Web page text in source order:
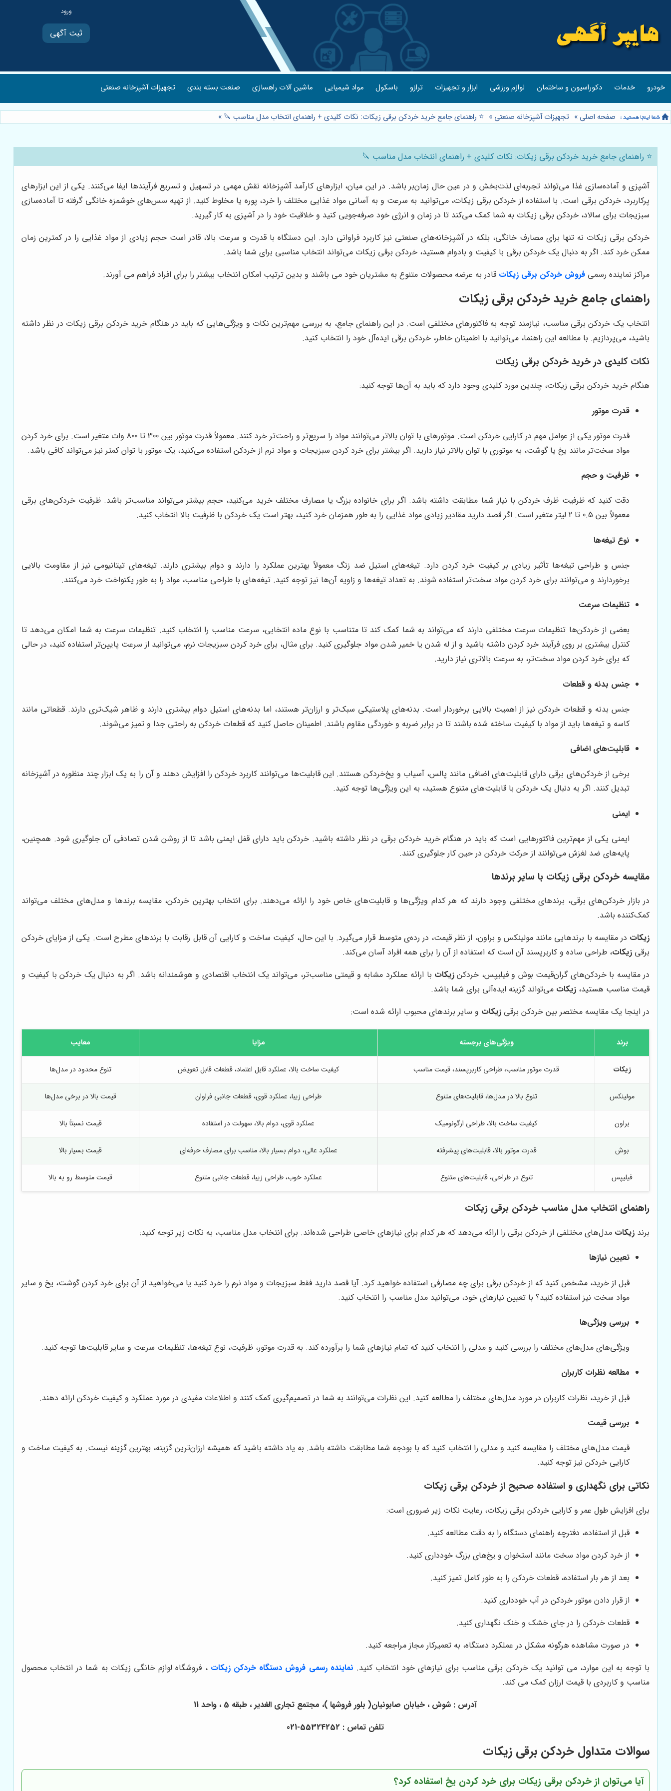
ثبت آگهی
خودرو خدمات دکوراسیون و ساختمان لوازم ورزشی ابزار و تجهیزات ترازو باسکول مواد شیمیایی ماشین آلات راهسازی صنعت بسته بندی تجهیزات آشپزخانه صنعتی
صفحه اصلی » تجهیزات آشپزخانه صنعتی » ⭐️ راهنمای جامع خرید خردکن برقی زیکات: نکات کلیدی + راهنمای انتخاب مدل مناسب 🔪 »
⭐️ راهنمای جامع خرید خردکن برقی زیکات: نکات کلیدی + راهنمای انتخاب مدل مناسب 🔪
آشپزی و آماده‌سازی غذا می‌تواند تجربه‌ای لذت‌بخش و در عین حال زمان‌بر باشد. در این میان، ابزارهای کارآمد آشپزخانه نقش مهمی در تسهیل و تسریع فرآیندها ایفا می‌کنند. یکی از این ابزارهای
پرکاربرد، خردکن برقی است. با استفاده از خردکن برقی زیکات، می‌توانید به سرعت و به آسانی مواد غذایی مختلف را خرد، پوره یا مخلوط کنید. از تهیه سس‌های خوشمزه خانگی گرفته تا آماده‌سازی
سبزیجات برای سالاد، خردکن برقی زیکات به شما کمک می‌کند تا در زمان و انرژی خود صرفه‌جویی کنید و خلاقیت خود را در آشپزی به کار گیرید.
خردکن برقی زیکات نه تنها برای مصارف خانگی، بلکه در آشپزخانه‌های صنعتی نیز کاربرد فراوانی دارد. این دستگاه با قدرت و سرعت بالا، قادر است حجم زیادی از مواد غذایی را در کمترین زمان
ممکن خرد کند. اگر به دنبال یک خردکن برقی با کیفیت و بادوام هستید، خردکن برقی زیکات می‌تواند انتخاب مناسبی برای شما باشد.
مراکز نماینده رسمی فروش خردکن برقی زیکات قادر به عرضه محصولات متنوع به مشتریان خود می باشند و بدین ترتیب امکان انتخاب بیشتر را برای افراد فراهم می آورند.
راهنمای جامع خرید خردکن برقی زیکات
انتخاب یک خردکن برقی مناسب، نیازمند توجه به فاکتورهای مختلفی است. در این راهنمای جامع، به بررسی مهم‌ترین نکات و ویژگی‌هایی که باید در هنگام خرید خردکن برقی زیکات در نظر داشته
باشید، می‌پردازیم. با مطالعه این راهنما، می‌توانید با اطمینان خاطر، خردکن برقی ایده‌آل خود را انتخاب کنید.
نکات کلیدی در خرید خردکن برقی زیکات
هنگام خرید خردکن برقی زیکات، چندین مورد کلیدی وجود دارد که باید به آن‌ها توجه کنید:
قدرت موتور
قدرت موتور یکی از عوامل مهم در کارایی خردکن است. موتورهای با توان بالاتر می‌توانند مواد را سریع‌تر و راحت‌تر خرد کنند. معمولاً قدرت موتور بین 300 تا 800 وات متغیر است. برای خرد کردن
مواد سخت‌تر مانند یخ یا گوشت، به موتوری با توان بالاتر نیاز دارید. اگر بیشتر برای خرد کردن سبزیجات و مواد نرم از خردکن استفاده می‌کنید، یک موتور با توان کمتر نیز می‌تواند کافی باشد.
ظرفیت و حجم
دقت کنید که ظرفیت ظرف خردکن با نیاز شما مطابقت داشته باشد. اگر برای خانواده بزرگ یا مصارف مختلف خرید می‌کنید، حجم بیشتر می‌تواند مناسب‌تر باشد. ظرفیت خردکن‌های برقی
معمولاً بین 0.5 تا 2 لیتر متغیر است. اگر قصد دارید مقادیر زیادی مواد غذایی را به طور همزمان خرد کنید، بهتر است یک خردکن با ظرفیت بالا انتخاب کنید.
نوع تیغه‌ها
جنس و طراحی تیغه‌ها تأثیر زیادی بر کیفیت خرد کردن دارد. تیغه‌های استیل ضد زنگ معمولاً بهترین عملکرد را دارند و دوام بیشتری دارند. تیغه‌های تیتانیومی نیز از مقاومت بالایی
برخوردارند و می‌توانند برای خرد کردن مواد سخت‌تر استفاده شوند. به تعداد تیغه‌ها و زاویه آن‌ها نیز توجه کنید. تیغه‌های با طراحی مناسب، مواد را به طور یکنواخت خرد می‌کنند.
تنظیمات سرعت
بعضی از خردکن‌ها تنظیمات سرعت مختلفی دارند که می‌تواند به شما کمک کند تا متناسب با نوع ماده انتخابی، سرعت مناسب را انتخاب کنید. تنظیمات سرعت به شما امکان می‌دهد تا
کنترل بیشتری بر روی فرآیند خرد کردن داشته باشید و از له شدن یا خمیر شدن مواد جلوگیری کنید. برای مثال، برای خرد کردن سبزیجات نرم، می‌توانید از سرعت پایین‌تر استفاده کنید، در حالی
که برای خرد کردن مواد سخت‌تر، به سرعت بالاتری نیاز دارید.
جنس بدنه و قطعات
جنس بدنه و قطعات خردکن نیز از اهمیت بالایی برخوردار است. بدنه‌های پلاستیکی سبک‌تر و ارزان‌تر هستند، اما بدنه‌های استیل دوام بیشتری دارند و ظاهر شیک‌تری دارند. قطعاتی مانند
کاسه و تیغه‌ها باید از مواد با کیفیت ساخته شده باشند تا در برابر ضربه و خوردگی مقاوم باشند. اطمینان حاصل کنید که قطعات خردکن به راحتی جدا و تمیز می‌شوند.
قابلیت‌های اضافی
برخی از خردکن‌های برقی دارای قابلیت‌های اضافی مانند پالس، آسیاب و یخ‌خردکن هستند. این قابلیت‌ها می‌توانند کاربرد خردکن را افزایش دهند و آن را به یک ابزار چند منظوره در آشپزخانه
تبدیل کنند. اگر به دنبال یک خردکن با قابلیت‌های متنوع هستید، به این ویژگی‌ها توجه کنید.
ایمنی
ایمنی یکی از مهم‌ترین فاکتورهایی است که باید در هنگام خرید خردکن برقی در نظر داشته باشید. خردکن باید دارای قفل ایمنی باشد تا از روشن شدن تصادفی آن جلوگیری شود. همچنین،
پایه‌های ضد لغزش می‌توانند از حرکت خردکن در حین کار جلوگیری کنند.
مقایسه خردکن برقی زیکات با سایر برندها
در بازار خردکن‌های برقی، برندهای مختلفی وجود دارند که هر کدام ویژگی‌ها و قابلیت‌های خاص خود را ارائه می‌دهند. برای انتخاب بهترین خردکن، مقایسه برندها و مدل‌های مختلف می‌تواند
کمک‌کننده باشد.
زیکات در مقایسه با برندهایی مانند مولینکس و براون، از نظر قیمت، در رده‌ی متوسط قرار می‌گیرد. با این حال، کیفیت ساخت و کارایی آن قابل رقابت با برندهای مطرح است. یکی از مزایای خردکن
برقی زیکات، طراحی ساده و کاربرپسند آن است که استفاده از آن را برای همه افراد آسان می‌کند.
در مقایسه با خردکن‌های گران‌قیمت بوش و فیلیپس، خردکنزیکات با ارائه عملکرد مشابه و قیمتی مناسب‌تر، می‌تواند یک انتخاب اقتصادی و هوشمندانه باشد. اگر به دنبال یک خردکن با کیفیت و
قیمت مناسب هستید، زیکات می‌تواند گزینه ایده‌آلی برای شما باشد.
در اینجا یک مقایسه مختصر بین خردکن برقی زیکات و سایر برندهای محبوب ارائه شده است:
برند ویژگی‌های برجسته مزایا معایب
زیکات قدرت موتور مناسب، طراحی کاربرپسند، قیمت مناسب کیفیت ساخت بالا، عملکرد قابل اعتماد، قطعات قابل تعویض تنوع محدود در مدل‌ها
مولینکس تنوع بالا در مدل‌ها، قابلیت‌های متنوع طراحی زیبا، عملکرد قوی، قطعات جانبی فراوان قیمت بالا در برخی مدل‌ها
براون کیفیت ساخت بالا، طراحی ارگونومیک عملکرد قوی، دوام بالا، سهولت در استفاده قیمت نسبتاً بالا
بوش قدرت موتور بالا، قابلیت‌های پیشرفته عملکرد عالی، دوام بسیار بالا، مناسب برای مصارف حرفه‌ای قیمت بسیار بالا
فیلیپس تنوع در طراحی، قابلیت‌های متنوع عملکرد خوب، طراحی زیبا، قطعات جانبی متنوع قیمت متوسط رو به بالا
راهنمای انتخاب مدل مناسب خردکن برقی زیکات
برند زیکات مدل‌های مختلفی از خردکن برقی را ارائه می‌دهد که هر کدام برای نیازهای خاصی طراحی شده‌اند. برای انتخاب مدل مناسب، به نکات زیر توجه کنید:
تعیین نیازها
قبل از خرید، مشخص کنید که از خردکن برقی برای چه مصارفی استفاده خواهید کرد. آیا قصد دارید فقط سبزیجات و مواد نرم را خرد کنید یا می‌خواهید از آن برای خرد کردن گوشت، یخ و سایر
مواد سخت نیز استفاده کنید؟ با تعیین نیازهای خود، می‌توانید مدل مناسب را انتخاب کنید.
بررسی ویژگی‌ها
ویژگی‌های مدل‌های مختلف را بررسی کنید و مدلی را انتخاب کنید که تمام نیازهای شما را برآورده کند. به قدرت موتور، ظرفیت، نوع تیغه‌ها، تنظیمات سرعت و سایر قابلیت‌ها توجه کنید.
مطالعه نظرات کاربران
قبل از خرید، نظرات کاربران در مورد مدل‌های مختلف را مطالعه کنید. این نظرات می‌توانند به شما در تصمیم‌گیری کمک کنند و اطلاعات مفیدی در مورد عملکرد و کیفیت خردکن ارائه دهند.
بررسی قیمت
قیمت مدل‌های مختلف را مقایسه کنید و مدلی را انتخاب کنید که با بودجه شما مطابقت داشته باشد. به یاد داشته باشید که همیشه ارزان‌ترین گزینه، بهترین گزینه نیست. به کیفیت ساخت و
کارایی خردکن نیز توجه کنید.
نکاتی برای نگهداری و استفاده صحیح از خردکن برقی زیکات
برای افزایش طول عمر و کارایی خردکن برقی زیکات، رعایت نکات زیر ضروری است:
قبل از استفاده، دفترچه راهنمای دستگاه را به دقت مطالعه کنید.
از خرد کردن مواد سخت مانند استخوان و یخ‌های بزرگ خودداری کنید.
بعد از هر بار استفاده، قطعات خردکن را به طور کامل تمیز کنید.
از قرار دادن موتور خردکن در آب خودداری کنید.
قطعات خردکن را در جای خشک و خنک نگهداری کنید.
در صورت مشاهده هرگونه مشکل در عملکرد دستگاه، به تعمیرکار مجاز مراجعه کنید.
با توجه به این موارد، می توانید یک خردکن برقی مناسب برای نیازهای خود انتخاب کنید. نماینده رسمی فروش دستگاه خردکن زیکات ، فروشگاه لوازم خانگی زیکات به شما در انتخاب محصول
مناسب و کاربردی با قیمت ارزان کمک می کند.
آدرس : شوش ، خیابان صابونیان( بلور فروشها )، مجتمع تجاری الغدیر ، طبقه 5 ، واحد 11
تلفن تماس : 55324252-021
سوالات متداول خردکن برقی زیکات
آیا می‌توان از خردکن برقی زیکات برای خرد کردن یخ استفاده کرد؟